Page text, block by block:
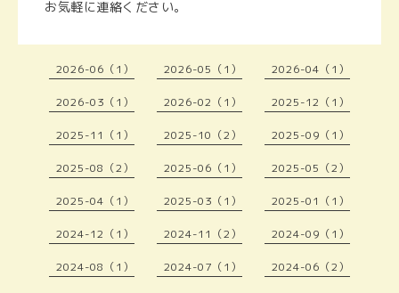
お気軽に連絡ください。
2026-06（1） 2026-05（1） 2026-04（1）
2026-03（1） 2026-02（1） 2025-12（1）
2025-11（1） 2025-10（2） 2025-09（1）
2025-08（2） 2025-06（1） 2025-05（2）
2025-04（1） 2025-03（1） 2025-01（1）
2024-12（1） 2024-11（2） 2024-09（1）
2024-08（1） 2024-07（1） 2024-06（2）